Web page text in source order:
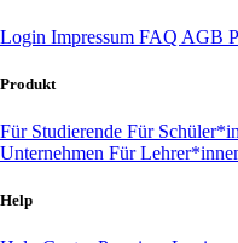
Login Impressum FAQ AGB
Produkt
Für Studierende Für
Unternehmen Für
Help